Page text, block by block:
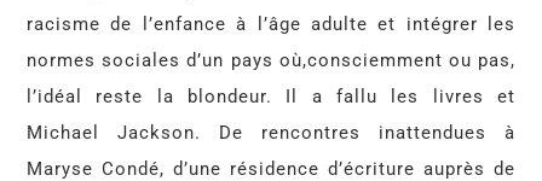
racisme de l’enfance à l’âge adulte et intégrer les
normes sociales d’un pays où,consciemment ou pas,
l’idéal reste la blondeur. Il a fallu les livres et
Michael Jackson. De rencontres inattendues à
Maryse Condé, d’une résidence d’écriture auprès de